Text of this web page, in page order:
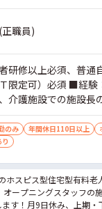
職員)
研修以上必須、普通
限定可）必須 ■経験
介護施設での施設長
メント経験必須）
・Excel※初級レ
のみ 年間休日110日以上
ホスピス型住宅型有料老
ープニングスタッフの
す！月9日休み、上期・